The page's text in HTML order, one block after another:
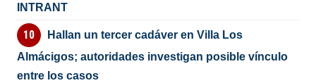
INTRANT
Hallan un tercer cadáver en Villa Los
Almácigos; autoridades investigan posible vínculo
entre los casos